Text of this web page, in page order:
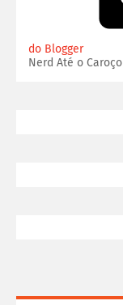
do Blogger
Nerd Até o Caroço